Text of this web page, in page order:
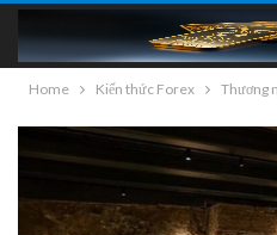
Home Kiến thức Forex Thương